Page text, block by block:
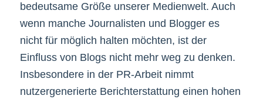
bedeutsame Größe unserer Medienwelt. Auch
wenn manche Journalisten und Blogger es
nicht für möglich halten möchten, ist der
Einfluss von Blogs nicht mehr weg zu denken.
Insbesondere in der PR-Arbeit nimmt
nutzergenerierte Berichterstattung einen hohen